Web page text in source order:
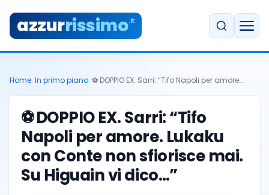
azzurrissimo.it
Home In primo piano ⚽️ DOPPIO EX. Sarri: “Tifo Napoli per amore.…
⚽️DOPPIO EX. Sarri: “Tifo
Napoli per amore. Lukaku
con Conte non sfiorisce mai.
Su Higuain vi dico…”